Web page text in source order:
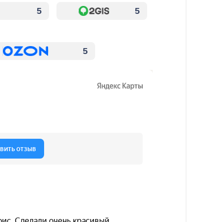
5 5
5